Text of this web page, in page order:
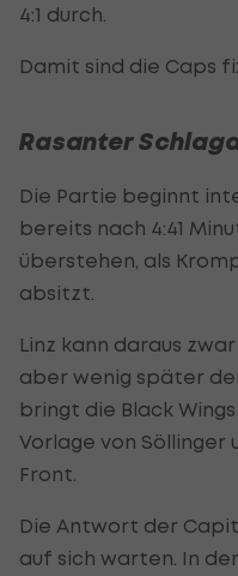
4:1 durch.
Damit sind die Caps
Rasanter
Die Partie beginnt
bereits nach 4:41
überstehen, als
absitzt.
Linz kann daraus
aber wenig später
bringt die Black
Vorlage von Söllinger
Front.
Die Antwort der
auf sich warten. In